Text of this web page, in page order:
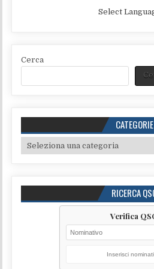
Select
Cerca
CATEGORIE
Categorie
RICERCA
Verifica
Inserisci